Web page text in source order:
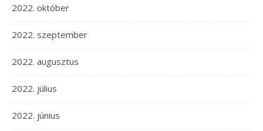
2022. október
2022. szeptember
2022. augusztus
2022. július
2022. június